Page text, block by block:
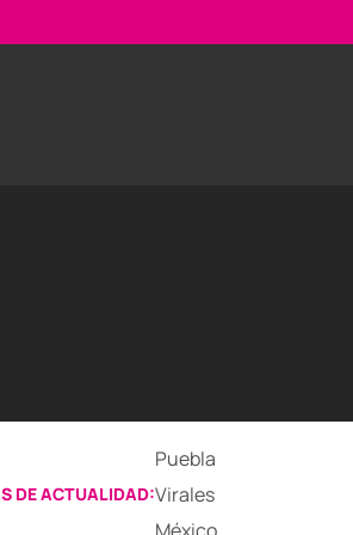
DE ACTUALIDAD:
Puebla
Virales
México